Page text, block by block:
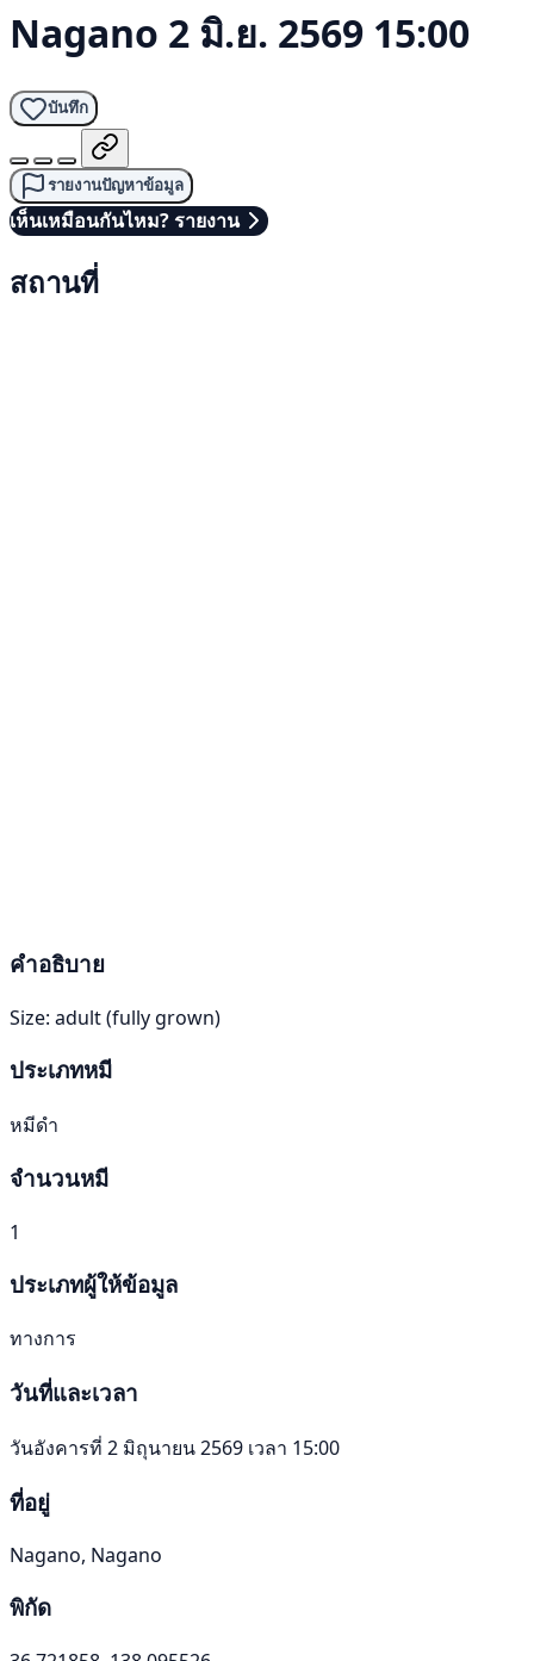
Nagano 2 มิ.ย. 2569 15:00
บันทึก
รายงานปัญหาข้อมูล
เห็นเหมือนกันไหม? รายงาน
สถานที่
คำอธิบาย
Size: adult (fully grown)
ประเภทหมี
หมีดำ
จำนวนหมี
1
ประเภทผู้ให้ข้อมูล
ทางการ
วันที่และเวลา
วันอังคารที่ 2 มิถุนายน 2569 เวลา 15:00
ที่อยู่
Nagano, Nagano
พิกัด